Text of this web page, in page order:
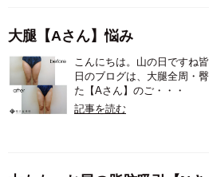
大腿【Aさん】悩み
こんにちは。山の日ですね
日のブログは、大腿全周・
た【Aさん】のご・・・
記事を読む